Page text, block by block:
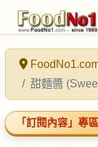
甜麵醬
「訂閱內容」專區